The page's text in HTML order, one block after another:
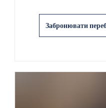
Забронювати